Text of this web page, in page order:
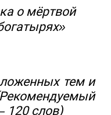
о мёртвой
тем и
120 слов)